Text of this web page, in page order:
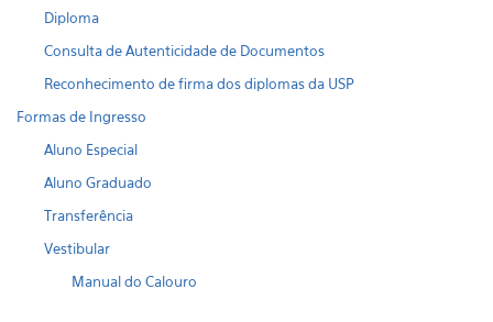
Diploma
Consulta de Autenticidade de Documentos
Reconhecimento de firma dos diplomas da USP
Formas de Ingresso
Aluno Especial
Aluno Graduado
Transferência
Vestibular
Manual do Calouro